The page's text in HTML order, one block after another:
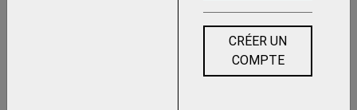
CRÉER UN
COMPTE